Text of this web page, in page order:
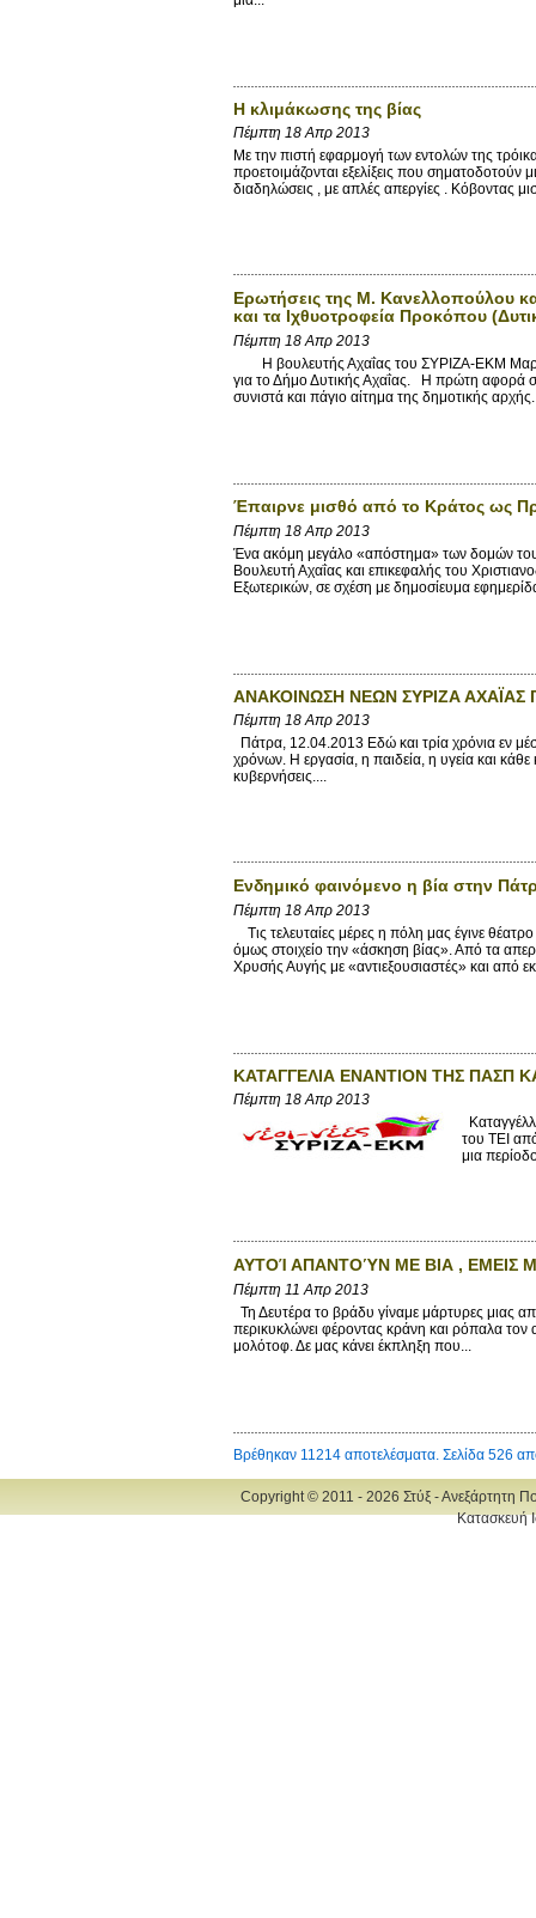
Η κλιμάκωσης της βίας
Πέμπτη 18 Απρ 2013
Με την πιστή εφαρμογή των εντολών της
προετοιμάζονται εξελίξεις που σηματοδοτούν
διαδηλώσεις , με απλές απεργίες . Κόβοντας
Ερωτήσεις της Μ. Κανελλοπούλου
και τα Ιχθυοτροφεία Προκόπου
Πέμπτη 18 Απρ 2013
Η βουλευτής Αχαΐας του ΣΥΡΙΖΑ-ΕΚΜ
για το Δήμο Δυτικής Αχαΐας. Η πρώτη αφορά
συνιστά και πάγιο αίτημα της δημοτικής
Έπαιρνε μισθό από το Κράτος ως
Πέμπτη 18 Απρ 2013
Ένα ακόμη μεγάλο «απόστημα» των δομών του
Βουλευτή Αχαΐας και επικεφαλής του
Εξωτερικών, σε σχέση με δημοσίευμα
ΑΝΑΚΟΙΝΩΣΗ ΝΕΩΝ ΣΥΡΙΖΑ ΑΧΑΪΑΣ
Πέμπτη 18 Απρ 2013
Πάτρα, 12.04.2013 Εδώ και τρία χρόνια εν
χρόνων. Η εργασία, η παιδεία, η υγεία και
κυβερνήσεις....
Ενδημικό φαινόμενο η βία στην
Πέμπτη 18 Απρ 2013
Τις τελευταίες μέρες η πόλη μας έγινε
όμως στοιχείο την «άσκηση βίας». Από τα
Χρυσής Αυγής με «αντιεξουσιαστές» και από
ΚΑΤΑΓΓΕΛΙΑ ΕΝΑΝΤΙΟΝ ΤΗΣ ΠΑΣΠ
Πέμπτη 18 Απρ 2013
του ΤΕΙ
μια
ΑΥΤΟΊ ΑΠΑΝΤΟΎΝ ΜΕ ΒΙΑ , ΕΜΕΙΣ
Πέμπτη 11 Απρ 2013
Τη Δευτέρα το βράδυ γίναμε μάρτυρες μιας
περικυκλώνει φέροντας κράνη και ρόπαλα τον
μολότοφ. Δε μας κάνει έκπληξη που...
Βρέθηκαν 11214 αποτελέσματα. Σελίδα 526
Copyright © 2011 - 2026 Στύξ - Ανεξάρτητη
Κατασκευή